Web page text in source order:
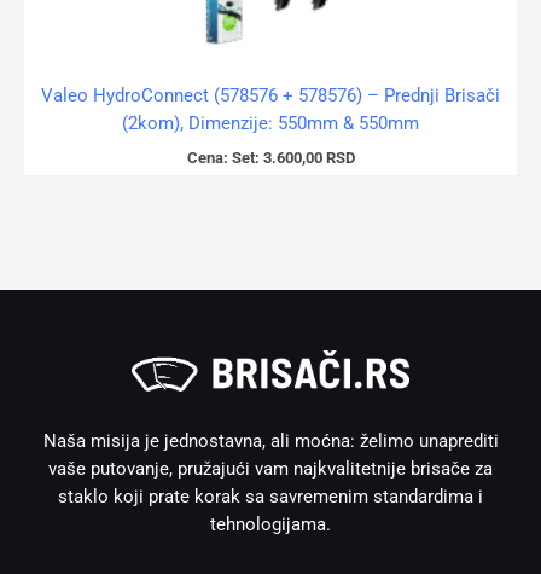
Valeo HydroConnect (578576 + 578576) – Prednji Brisači
(2kom), Dimenzije: 550mm & 550mm
Cena: Set: 3.600,00 RSD
Naša misija je jednostavna, ali moćna: želimo unaprediti
vaše putovanje, pružajući vam najkvalitetnije brisače za
staklo koji prate korak sa savremenim standardima i
tehnologijama.